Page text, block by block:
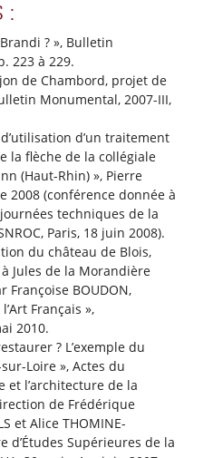
:
? », Bulletin
223 à 229.
de Chambord, projet de
Monumental, 2007-III,
d’un traitement
la flèche de la collégiale
(Haut-Rhin) », Pierre
2008 (conférence donnée à
techniques de la
Paris, 18 juin 2008).
du château de Blois,
Jules de la Morandière
Françoise BOUDON,
Français »,
2010.
? L’exemple du
Loire », Actes du
et l’architecture de la
de Frédérique
et Alice THOMINE-
d’Études Supérieures de la